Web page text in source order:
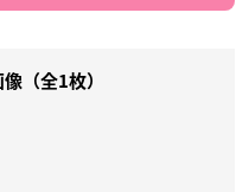
（全1枚）